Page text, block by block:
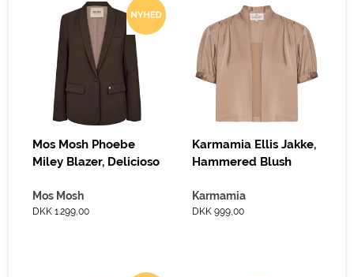
Mos Mosh Phoebe
Miley Blazer, Delicioso
Mos Mosh
DKK 1.299,00
Karmamia Ellis Jakke,
Hammered Blush
Karmamia
DKK 999,00